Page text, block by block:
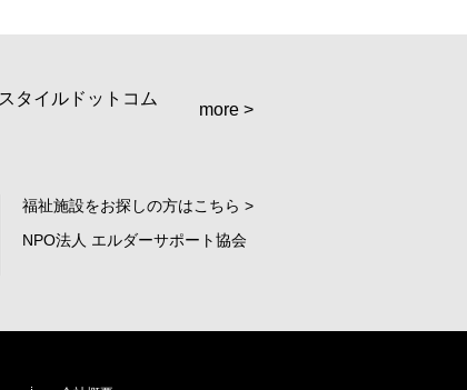
more >
福祉施設をお探しの方はこちら >
NPO法人 エルダーサポート協会